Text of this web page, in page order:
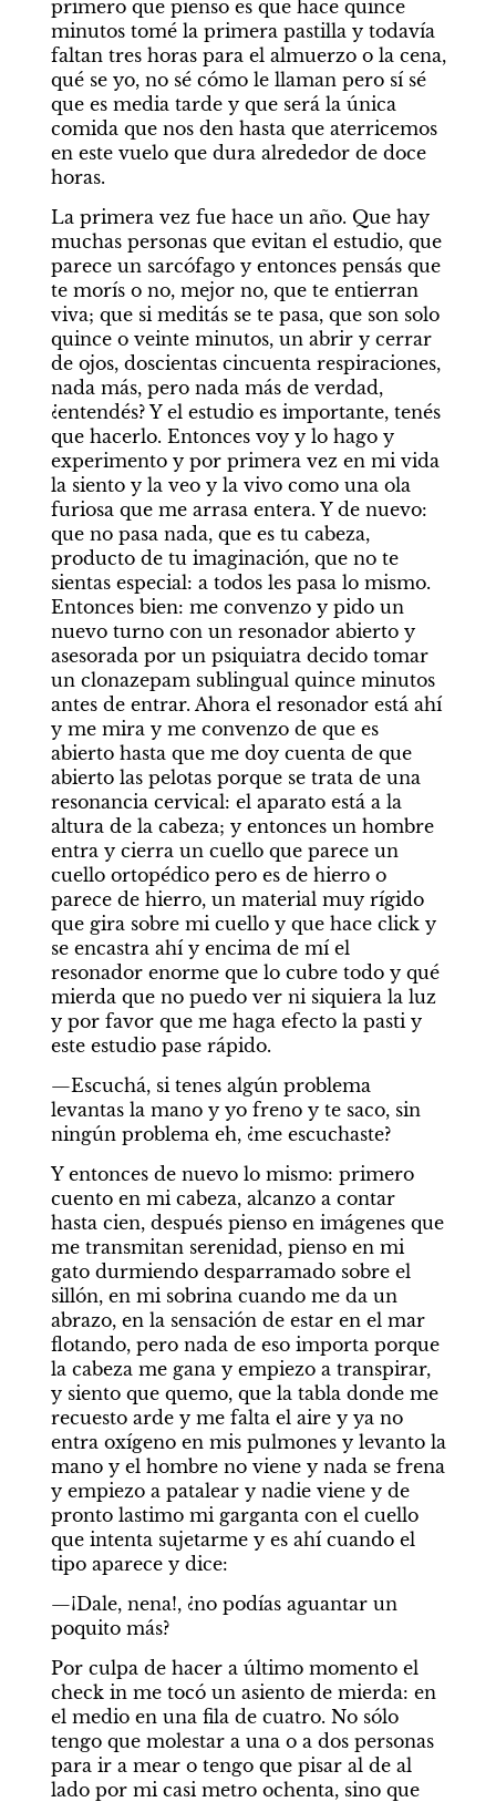
primero que pienso es que hace quince
minutos tomé la primera pastilla y todavía
faltan tres horas para el almuerzo o la cena,
qué se yo, no sé cómo le llaman pero sí sé
que es media tarde y que será la única
comida que nos den hasta que aterricemos
en este vuelo que dura alrededor de doce
horas.
La primera vez fue hace un año. Que hay
muchas personas que evitan el estudio, que
parece un sarcófago y entonces pensás que
te morís o no, mejor no, que te entierran
viva; que si meditás se te pasa, que son solo
quince o veinte minutos, un abrir y cerrar
de ojos, doscientas cincuenta respiraciones,
nada más, pero nada más de verdad,
¿entendés? Y el estudio es importante, tenés
que hacerlo. Entonces voy y lo hago y
experimento y por primera vez en mi vida
la siento y la veo y la vivo como una ola
furiosa que me arrasa entera. Y de nuevo:
que no pasa nada, que es tu cabeza,
producto de tu imaginación, que no te
sientas especial: a todos les pasa lo mismo.
Entonces bien: me convenzo y pido un
nuevo turno con un resonador abierto y
asesorada por un psiquiatra decido tomar
un clonazepam sublingual quince minutos
antes de entrar. Ahora el resonador está ahí
y me mira y me convenzo de que es
abierto hasta que me doy cuenta de que
abierto las pelotas porque se trata de una
resonancia cervical: el aparato está a la
altura de la cabeza; y entonces un hombre
entra y cierra un cuello que parece un
cuello ortopédico pero es de hierro o
parece de hierro, un material muy rígido
que gira sobre mi cuello y que hace click y
se encastra ahí y encima de mí el
resonador enorme que lo cubre todo y qué
mierda que no puedo ver ni siquiera la luz
y por favor que me haga efecto la pasti y
este estudio pase rápido.
—Escuchá, si tenes algún problema
levantas la mano y yo freno y te saco, sin
ningún problema eh, ¿me escuchaste?
Y entonces de nuevo lo mismo: primero
cuento en mi cabeza, alcanzo a contar
hasta cien, después pienso en imágenes que
me transmitan serenidad, pienso en mi
gato durmiendo desparramado sobre el
sillón, en mi sobrina cuando me da un
abrazo, en la sensación de estar en el mar
flotando, pero nada de eso importa porque
la cabeza me gana y empiezo a transpirar,
y siento que quemo, que la tabla donde me
recuesto arde y me falta el aire y ya no
entra oxígeno en mis pulmones y levanto la
mano y el hombre no viene y nada se frena
y empiezo a patalear y nadie viene y de
pronto lastimo mi garganta con el cuello
que intenta sujetarme y es ahí cuando el
tipo aparece y dice:
—¡Dale, nena!, ¿no podías aguantar un
poquito más?
Por culpa de hacer a último momento el
check in me tocó un asiento de mierda: en
el medio en una fila de cuatro. No sólo
tengo que molestar a una o a dos personas
para ir a mear o tengo que pisar al de al
lado por mi casi metro ochenta, sino que